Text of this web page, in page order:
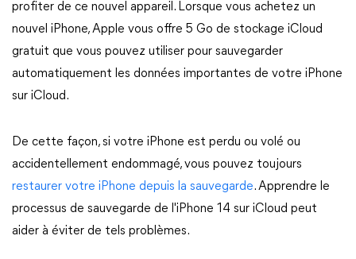
profiter de ce nouvel appareil. Lorsque vous achetez un
nouvel iPhone, Apple vous offre 5 Go de stockage iCloud
gratuit que vous pouvez utiliser pour sauvegarder
automatiquement les données importantes de votre iPhone
sur iCloud.
De cette façon, si votre iPhone est perdu ou volé ou
accidentellement endommagé, vous pouvez toujours
restaurer votre iPhone depuis la sauvegarde. Apprendre le
processus de sauvegarde de l'iPhone 14 sur iCloud peut
aider à éviter de tels problèmes.